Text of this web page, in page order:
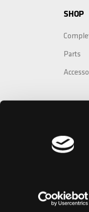
SHOP
Parts